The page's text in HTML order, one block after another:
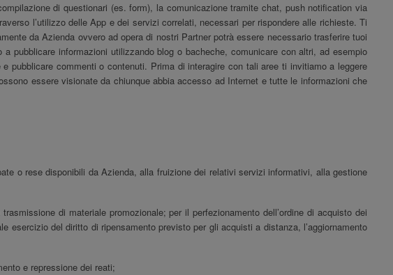
di questionari (es. form), la comunicazione tramite chat, push notification via
l’utilizzo delle App e dei servizi correlati, necessari per rispondere alle richieste. Ti
da Azienda ovvero ad opera di nostri Partner potrà essere necessario trasferire tuoi
pubblicare informazioni utilizzando blog o bacheche, comunicare con altri, ad esempio
commenti o contenuti. Prima di interagire con tali aree ti invitiamo a leggere
essere visionate da chiunque abbia accesso ad Internet e tutte le informazioni che
o rese disponibili daAzienda, alla fruizione dei relativi servizi informativi, alla gestione
di materiale promozionale; per il perfezionamento dell’ordine di acquisto dei
del diritto di ripensamento previsto per gli acquisti a distanza, l’aggiornamento
e repressione dei reati;